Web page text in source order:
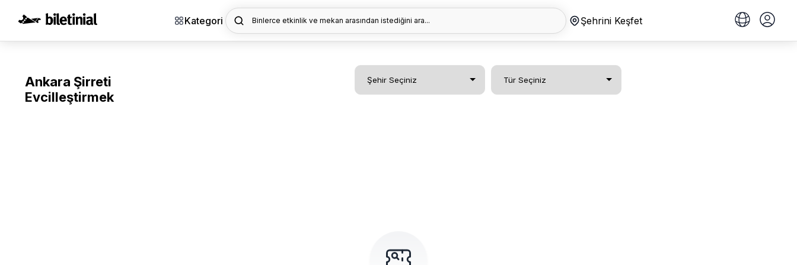
Kategori Binlerce etkinlik ve mekan arasından istediğini ara... Şehrini Keşfet
Ankara Şirreti
Evcilleştirmek